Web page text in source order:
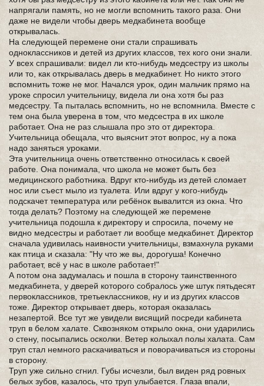
напрягали память, но не могли вспомнить такого раза. Они
даже не видели чтобы дверь медкабинета вообще
открывалась.
На следующей перемене они стали спрашивать
одноклассников и детей из других классов, тех кого они знали.
У всех спрашивали: видел ли кто-нибудь медсестру из школы
или то, как открывалась дверь в медкабинет. Но никто этого
вспомнить тоже не мог. Начался урок, один мальчик прямо на
уроке спросил учительницу, видела ли она хотя бы раз
медсестру. Та пыталась вспомнить, но не вспомнила. Вместе с
тем она была уверена в том, что медсестра в их школе
работает. Она не раз слышала про это от директора.
Учительница обещала, что выяснит этот вопрос, ну а пока
надо заняться уроками.
Эта учительница очень ответственно относилась к своей
работе. Она понимала, что школа не может быть без
медицинского работника. Вдруг кто-нибудь из детей сломает
нос или съест мыло из туалета. Или вдруг у кого-нибудь
подскачет температура или ребёнок вывалится из окна. Что
тогда делать? Поэтому на следующей же перемене
учительница подошла к директору и спросила, почему не
видно медсестры и работает ли вообще медкабинет. Директор
сначала удивилась наивности учительницы, взмахнула руками
как птица и сказала: "Ну что же вы, дорогуша! Конечно
работает, всё у нас в школе работает!"
А потом она задумалась и пошла в сторону таинственного
медкабинета, у дверей которого собралось уже штук пятьдесят
первоклассников, третьеклассников, ну и из других классов
тоже. Директор открывает дверь, которая оказалась
незапертой. Все тут же увидели висящий посреди кабинета
труп в белом халате. Сквозняком открыло окна, они ударились
о стену, посыпались осколки. Ветер колыхал полы халата. Сам
труп стал немного раскачиваться и поворачиваться из стороны
в сторону.
Труп уже сильно сгнил. Губы исчезли, был виден ряд ровных
белых зубов, казалось, что труп улыбается. Глаза впали,